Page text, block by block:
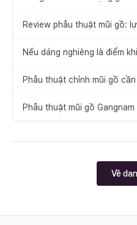
Review phẫu thuật mũi gồ:
Nếu dáng nghiêng là điểm
Phẫu thuật chỉnh mũi gồ
Phẫu thuật mũi gồ
Về